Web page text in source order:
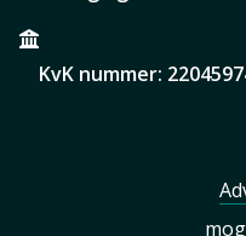
KvK nummer: